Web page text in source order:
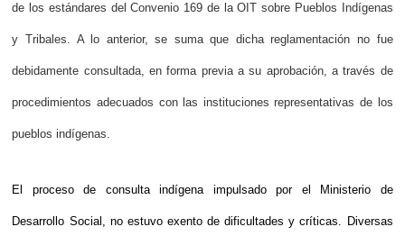
de los estándares del Convenio 169 de la OIT sobre Pueblos Indígenas
y Tribales. A lo anterior, se suma que dicha reglamentación no fue
debidamente consultada, en forma previa a su aprobación, a través de
procedimientos adecuados con las instituciones representativas de los
pueblos indígenas.
El proceso de consulta indígena impulsado por el Ministerio de
Desarrollo Social, no estuvo exento de dificultades y críticas. Diversas